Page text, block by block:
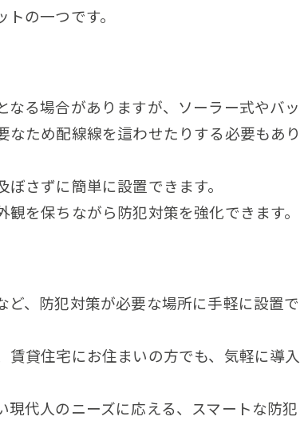
の一つです。
る場合がありますが、ソーラー式やバッ
ため配線線を這わせたりする必要もあり
さずに簡単に設置できます。
を保ちながら防犯対策を強化できます。
、防犯対策が必要な場所に手軽に設置で
貸住宅にお住まいの方でも、気軽に導入
代人のニーズに応える、スマートな防犯